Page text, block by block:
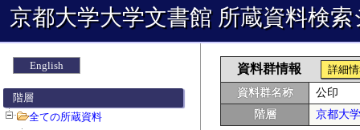
京都大学大学文書館 所蔵資料検
English
階層
全ての所蔵資料
資料群情報
詳細
資料群名称
公印
階層
京都大